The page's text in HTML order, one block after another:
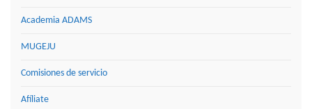
Academia ADAMS
MUGEJU
Comisiones de servicio
Afíliate